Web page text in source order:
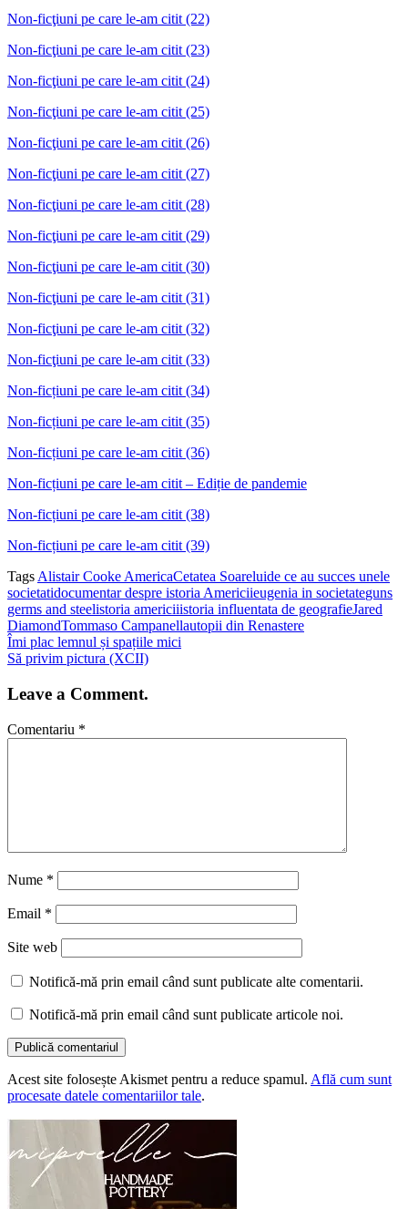
Non-ficţiuni pe care le-am citit (22)
Non-ficţiuni pe care le-am citit (23)
Non-ficţiuni pe care le-am citit (24)
Non-ficţiuni pe care le-am citit (25)
Non-ficţiuni pe care le-am citit (26)
Non-ficţiuni pe care le-am citit (27)
Non-ficţiuni pe care le-am citit (28)
Non-ficţiuni pe care le-am citit (29)
Non-ficţiuni pe care le-am citit (30)
Non-ficţiuni pe care le-am citit (31)
Non-ficţiuni pe care le-am citit (32)
Non-ficţiuni pe care le-am citit (33)
Non-ficțiuni pe care le-am citit (34)
Non-ficțiuni pe care le-am citit (35)
Non-ficțiuni pe care le-am citit (36)
Non-ficțiuni pe care le-am citit – Ediție de pandemie
Non-ficțiuni pe care le-am citit (38)
Non-ficțiuni pe care le-am citit (39)
Tags Alistair Cooke AmericaCetatea Soareluide ce au succes unele
societatidocumentar despre istoria Americiieugenia in societateguns
germs and steelistoria americiiistoria influentata de geografieJared
DiamondTommaso Campanellautopii din Renastere
Îmi plac lemnul și spațiile mici
Să privim pictura (XCII)
Leave a Comment.
Comentariu *
Nume *
Email *
Site web
Notifică-mă prin email când sunt publicate alte comentarii.
Notifică-mă prin email când sunt publicate articole noi.
Acest site folosește Akismet pentru a reduce spamul. Află cum sunt
procesate datele comentariilor tale.